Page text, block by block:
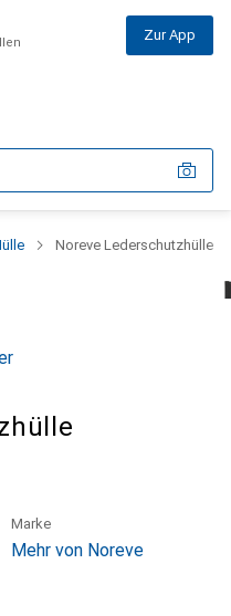
Zur App
Noreve Lederschutzhülle
Marke
Mehr von Noreve